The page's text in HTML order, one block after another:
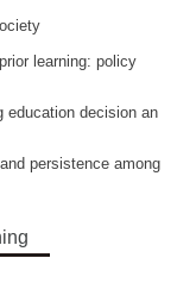
learning: policy
education decision an
persistence among